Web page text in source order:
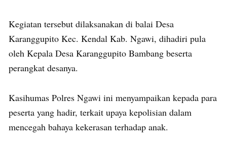
Kegiatan tersebut dilaksanakan di balai Desa
Karanggupito Kec. Kendal Kab. Ngawi, dihadiri pula
oleh Kepala Desa Karanggupito Bambang beserta
perangkat desanya.
Kasihumas Polres Ngawi ini menyampaikan kepada para
peserta yang hadir, terkait upaya kepolisian dalam
mencegah bahaya kekerasan terhadap anak.